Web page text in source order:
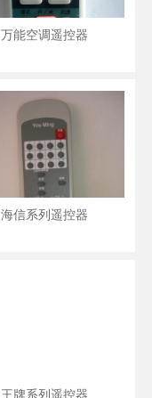
万能空调遥控器
海信系列遥控器
王牌系列遥控器